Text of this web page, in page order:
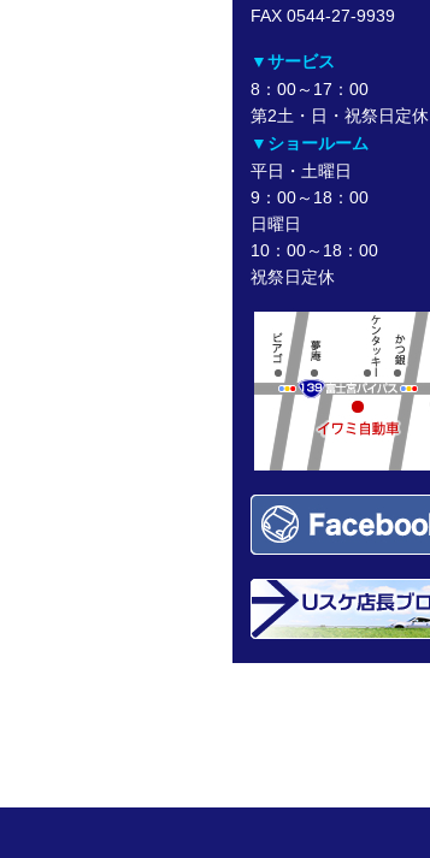
FAX 0544-27-9939
▼サービス
8：00～17：00
第2土・日・祝祭日定休
▼ショールーム
平日・土曜日
9：00～18：00
日曜日
10：00～18：00
祝祭日定休